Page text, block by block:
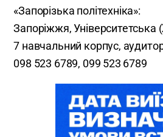
«Запорізька політехніка»:
Запоріжжя, Університетська
7 навчальний корпус,
098 523 6789, 099 523 6789